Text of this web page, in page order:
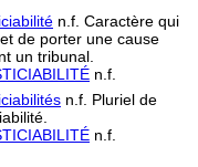
n.f. Caractère qui
de porter une cause
un tribunal.
n.f.
n.f. Pluriel de
n.f.